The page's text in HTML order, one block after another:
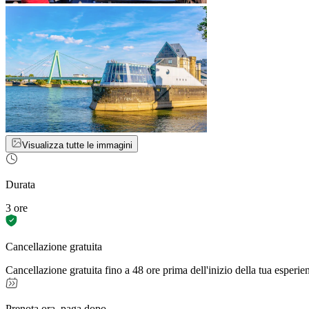
Visualizza tutte le immagini
Durata
3 ore
Cancellazione gratuita
Cancellazione gratuita fino a 48 ore prima dell'inizio della tua